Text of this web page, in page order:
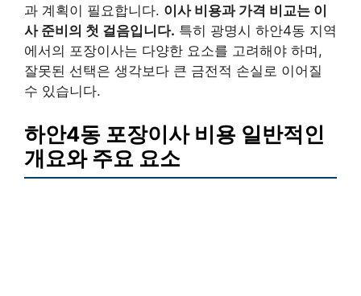
과 계획이 필요합니다. 이사 비용과 가격 비교는 이
사 준비의 첫 걸음입니다. 특히 광명시 하안4동 지역
에서의 포장이사는 다양한 요소를 고려해야 하며,
잘못된 선택은 생각보다 큰 금전적 손실로 이어질
수 있습니다.
하안4동 포장이사 비용 일반적인
개요와 주요 요소